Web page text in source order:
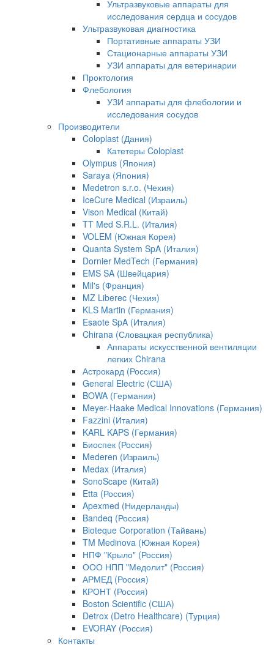
Ультразвуковые аппараты для
исследования сердца и сосудов
Ультразвуковая диагностика
Портативные аппараты УЗИ
Стационарные аппараты УЗИ
УЗИ аппараты для ветеринарии
Проктология
Флебология
УЗИ аппараты для флебологии и
исследования сосудов
Производители
Coloplast (Дания)
Катетеры Coloplast
Olympus (Япония)
Saraya (Япония)
Medetron s.r.o. (Чехия)
IceCure Medical (Израиль)
Vison Medical (Китай)
TT Med S.R.L. (Италия)
VOLEM (Южная Корея)
Quanta System SpA (Италия)
Dornier MedTech (Германия)
EMS SA (Швейцария)
Mil's (Франция)
MZ Liberec (Чехия)
KLS Martin (Германия)
Esaote SpA (Италия)
Chirana (Словацкая республика)
Аппараты искусственной вентиляции
легких Chirana
Астрокард (Россия)
General Electric (США)
BOWA (Германия)
Meyer-Haake Medical Innovations (Германия)
Fazzini (Италия)
KARL KAPS (Германия)
Биоспек (Россия)
Mederen (Израиль)
Medax (Италия)
SonoScape (Китай)
Etta (Россия)
Apexmed (Нидерланды)
Bandeq (Россия)
Bioteque Corporation (Тайвань)
TM Medinova (Южная Корея)
НПФ "Крыло" (Россия)
ООО НПП "Медолит" (Россия)
АРМЕД (Россия)
КРОНТ (Россия)
Boston Scientific (США)
Detrox (Detro Healthcare) (Турция)
EVORAY (Россия)
Контакты